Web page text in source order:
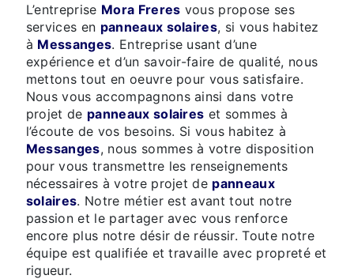
L’entreprise Mora Freres vous propose ses
services en panneaux solaires, si vous habitez
à Messanges. Entreprise usant d’une
expérience et d’un savoir-faire de qualité, nous
mettons tout en oeuvre pour vous satisfaire.
Nous vous accompagnons ainsi dans votre
projet de panneaux solaires et sommes à
l’écoute de vos besoins. Si vous habitez à
Messanges, nous sommes à votre disposition
pour vous transmettre les renseignements
nécessaires à votre projet de panneaux
solaires. Notre métier est avant tout notre
passion et le partager avec vous renforce
encore plus notre désir de réussir. Toute notre
équipe est qualifiée et travaille avec propreté et
rigueur.